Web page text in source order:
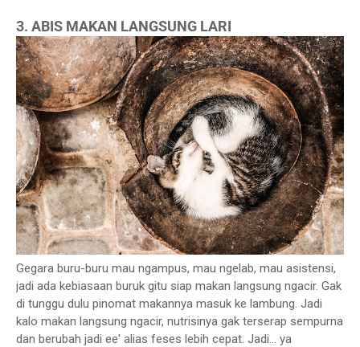
3. ABIS MAKAN LANGSUNG LARI
Gegara buru-buru mau ngampus, mau ngelab, mau asistensi,
jadi ada kebiasaan buruk gitu siap makan langsung ngacir. Gak
di tunggu dulu pinomat makannya masuk ke lambung. Jadi
kalo makan langsung ngacir, nutrisinya gak terserap sempurna
dan berubah jadi ee' alias feses lebih cepat. Jadi... ya